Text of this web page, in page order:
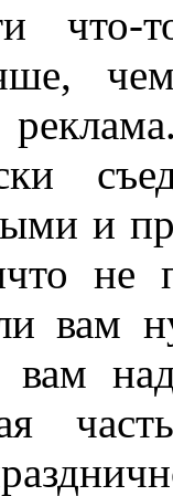
что-
и
не
вам
вам